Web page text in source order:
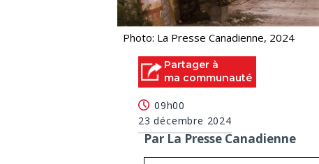
Photo: La Presse Canadienne, 2024
Partager à
ma communauté
09h00
23 décembre 2024
Par La Presse Canadienne